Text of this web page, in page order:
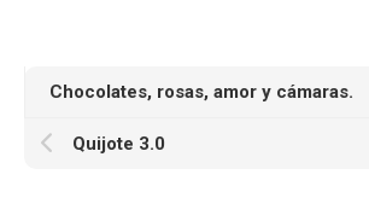
Chocolates, rosas, amor y cámaras.
Quijote 3.0